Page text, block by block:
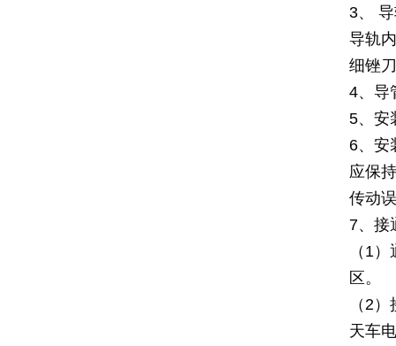
3、
导轨
细锉
4、导
5、安
6、安
应保
传动
7、接
（1
区。
（2
天车